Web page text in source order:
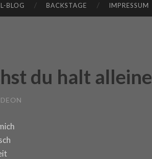
BLOG BACKSTAGE IMPRESSUM
du halt alleine